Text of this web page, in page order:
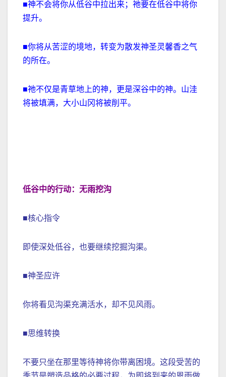
■神不会将你从低谷中拉出来；祂要在低谷中将你
提升。
■你将从苦涩的境地，转变为散发神圣灵馨香之气
的所在。
■祂不仅是青草地上的神，更是深谷中的神。山洼
将被填满，大小山冈将被削平。
低谷中的行动：无雨挖沟
■核心指令
即使深处低谷，也要继续挖掘沟渠。
■神圣应许
你将看见沟渠充满活水，却不见风雨。
■思维转换
不要只坐在那里等待神将你带离困境。这段受苦的